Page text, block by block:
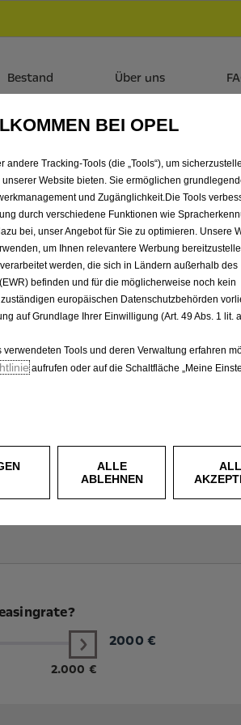
Bestand Über uns
ELECTRIC
GMBH,
2.000 €
2000 €
BEI OPEL
Tracking-Tools (die „Tools“), um
Website bieten. Sie ermöglichen
und Zugänglichkeit.Die Tools
durch verschiedene Funktionen wie
bei, unser Angebot für Sie zu optimieren. Unsere
um Ihnen relevantere Werbung
werden, die sich in Ländern außerhalb des
befinden und für die möglicherweise noch kein
europäischen Datenschutzbehörden
auf Grundlage Ihrer Einwilligung (Art. 49 Abs. 1 lit.
Tools und deren Verwaltung erfahren
aufrufen oder auf die Schaltfläche „Meine
ALLE
ABLEHNEN